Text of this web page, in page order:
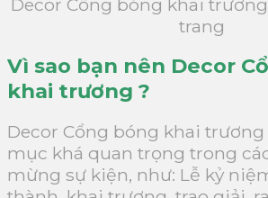
trang
Vì sao bạn nên Decor
khai trương ?
Decor Cổng bóng khai
mục khá quan trọng trong
mừng sự kiện, như: Lễ kỷ